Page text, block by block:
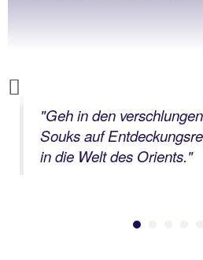
Previous
"Geh in den
Souks auf
in die Welt des Orients."